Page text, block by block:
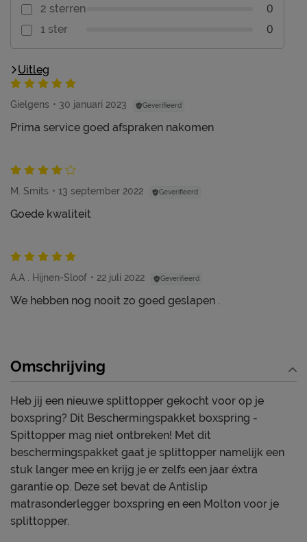
2 sterren 0
1 ster 0
Uitleg
Gielgens 30 januari 2023 Geverifieerd
Prima service goed afspraken nakomen
M. Smits 13 september 2022 Geverifieerd
Goede kwaliteit
A.A . Hijnen-Sloof 22 juli 2022 Geverifieerd
We hebben nog nooit zo goed geslapen .
Omschrijving
Heb jij een nieuwe splittopper gekocht voor op je
boxspring? Dit Beschermingspakket boxspring -
Spittopper mag niet ontbreken! Met dit
beschermingspakket gaat je splittopper namelijk een
stuk langer mee en krijg je er zelfs een jaar éxtra
garantie op. Deze set bevat de Antislip
matrasonderlegger boxspring en een Molton voor je
splittopper.